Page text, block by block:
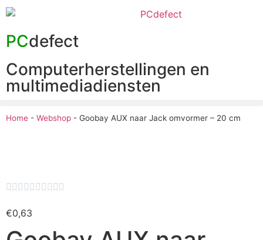
PCdefect
Computerherstellingen en
multimediadiensten
Home - Webshop - Goobay AUX naar Jack omvormer – 20 cm
         
€0,63